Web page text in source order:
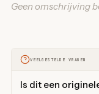
Geen omschrijving
VEELGESTELDE VRAGEN
Is dit een